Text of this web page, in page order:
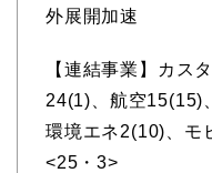
外展開加速
【連結事業】カス
24(1)、航空15(15)
環境エネ2(10)、モ
<25・3>